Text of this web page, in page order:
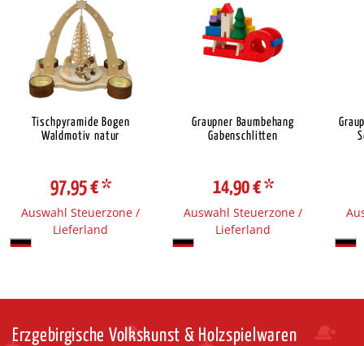
Tischpyramide Bogen
Waldmotiv natur
97,95 €*
Auswahl Steuerzone /
Lieferland
Graupner Baumbehang
Gabenschlitten
14,90 €*
Auswahl Steuerzone /
Lieferland
Erzgebirgische Volkskunst & Holzspielwaren